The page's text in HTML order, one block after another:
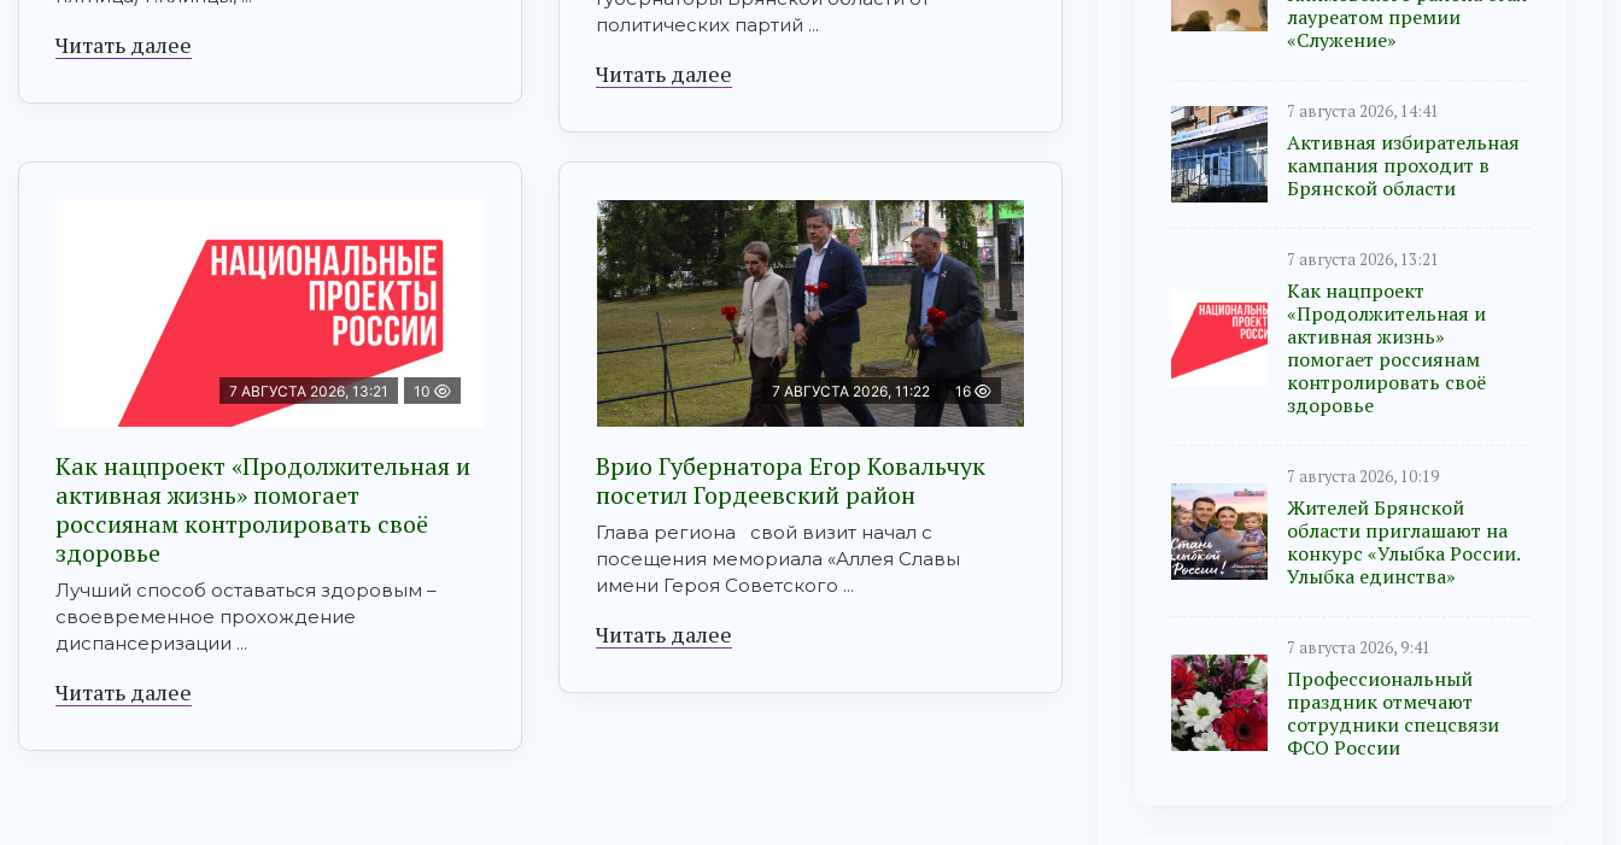
Читать далее
политических партий ...
Читать далее
7 АВГУСТА 2026, 13:21 10
Как нацпроект «Продолжительная и
активная жизнь» помогает
россиянам контролировать своё
здоровье
Лучший способ оставаться здоровым –
своевременное прохождение
диспансеризации ...
Читать далее
7 АВГУСТА 2026, 11:22 16
Врио Губернатора Егор Ковальчук
посетил Гордеевский район
Глава региона свой визит начал с
посещения мемориала «Аллея Славы
имени Героя Советского ...
Читать далее
лауреатом премии
«Служение»
7 августа 2026, 14:41
Активная избирательная
кампания проходит в
Брянской области
7 августа 2026, 13:21
Как нацпроект
«Продолжительная и
активная жизнь»
помогает россиянам
контролировать своё
здоровье
7 августа 2026, 10:19
Жителей Брянской
области приглашают на
конкурс «Улыбка России.
Улыбка единства»
7 августа 2026, 9:41
Профессиональный
праздник отмечают
сотрудники спецсвязи
ФСО России